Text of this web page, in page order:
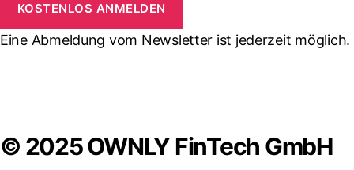
KOSTENLOS ANMELDEN
Eine Abmeldung vom Newsletter ist jederzeit möglich.
© 2025 OWNLY FinTech GmbH